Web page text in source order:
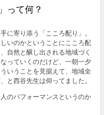
って何？
に寄り添う「こころ配り」。
いのかということにこころ配
自然と醸し出される地域づく
っていくのだけど、一朝一夕
いうことを見据えて、地域全
と西谷先生は仰ってました。
のパフォーマンスというのか